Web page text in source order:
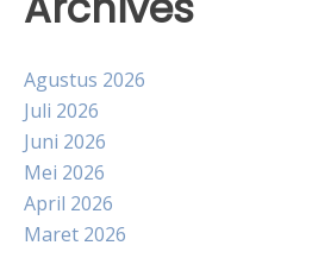
Agustus 2026
Juli 2026
Juni 2026
Mei 2026
April 2026
Maret 2026